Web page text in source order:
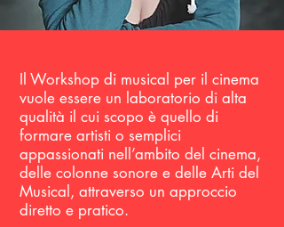
Il Workshop di musical per il cinema
vuole essere un laboratorio di alta
qualità il cui scopo è quello di
formare artisti o semplici
appassionati nell’ambito del cinema,
delle colonne sonore e delle Arti del
Musical, attraverso un approccio
diretto e pratico.